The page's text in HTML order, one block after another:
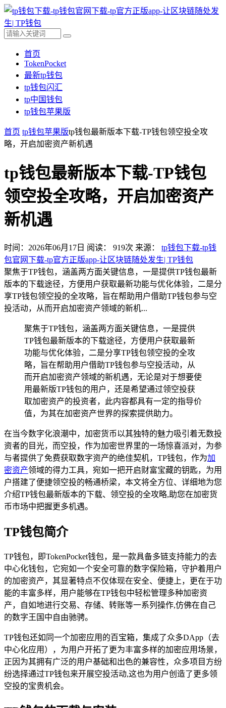
首页
TokenPocket
最新tp钱包
tp钱包闪汇
tp中国钱包
tp钱包苹果版
首页 tp钱包苹果版tp钱包最新版本下载-TP钱包领空投全攻
略，开启加密资产新机遇
tp钱包最新版本下载-TP钱包
领空投全攻略，开启加密资产
新机遇
时间：2026年06月17日 阅读： 919次 来源： tp钱包下载-tp钱
包官网下载-tp官方正版app-让区块链随处发生| TP钱包
聚焦于TP钱包，涵盖两方面关键信息，一是提供TP钱包最新
版本的下载途径，方便用户获取最新功能与优化体验，二是分
享TP钱包领空投的全攻略，旨在帮助用户借助TP钱包参与空
投活动，从而开启加密资产领域的新机...
聚焦于TP钱包，涵盖两方面关键信息，一是提供
TP钱包最新版本的下载途径，方便用户获取最新
功能与优化体验，二是分享TP钱包领空投的全攻
略，旨在帮助用户借助TP钱包参与空投活动，从
而开启加密资产领域的新机遇，无论是对于想要使
用最新版TP钱包的用户，还是希望通过领空投获
取加密资产的投资者，此内容都具有一定的指导价
值，为其在加密资产世界的探索提供助力。
在当今数字化浪潮中，加密货币以其独特的魅力吸引着无数投
资者的目光，而空投，作为加密世界里的一场惊喜派对，为参
与者提供了免费获取数字资产的绝佳契机，TP钱包，作为加
密资产领域的得力工具，宛如一把开启财富宝藏的钥匙，为用
户搭建了便捷领空投的畅通桥梁，本文将全方位、详细地为您
介绍TP钱包最新版本的下载、领空投的全攻略,助您在加密货
币市场中把握更多机遇。
TP钱包简介
TP钱包，即TokenPocket钱包，是一款具备多链支持能力的去
中心化钱包，它宛如一个安全可靠的数字保险箱，守护着用户
的加密资产，其显著特点不仅体现在安全、便捷上，更在于功
能的丰富多样，用户能够在TP钱包中轻松管理多种加密资
产，自如地进行交易、存储、转账等一系列操作,仿佛在自己
的数字王国中自由驰骋。
TP钱包还如同一个加密应用的百宝箱，集成了众多DApp（去
中心化应用），为用户开拓了更为丰富多样的加密应用场景，
正因为其拥有广泛的用户基础和出色的兼容性，众多项目方纷
纷选择通过TP钱包来开展空投活动,这也为用户创造了更多领
空投的宝贵机会。